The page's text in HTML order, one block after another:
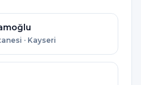
· Kayseri